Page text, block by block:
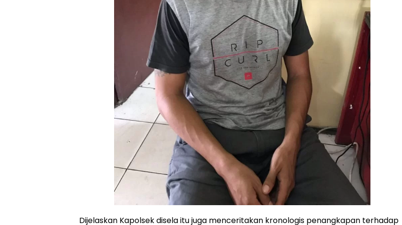
Dijelaskan Kapolsek disela itu juga menceritakan kronologis penangkapan terhadap